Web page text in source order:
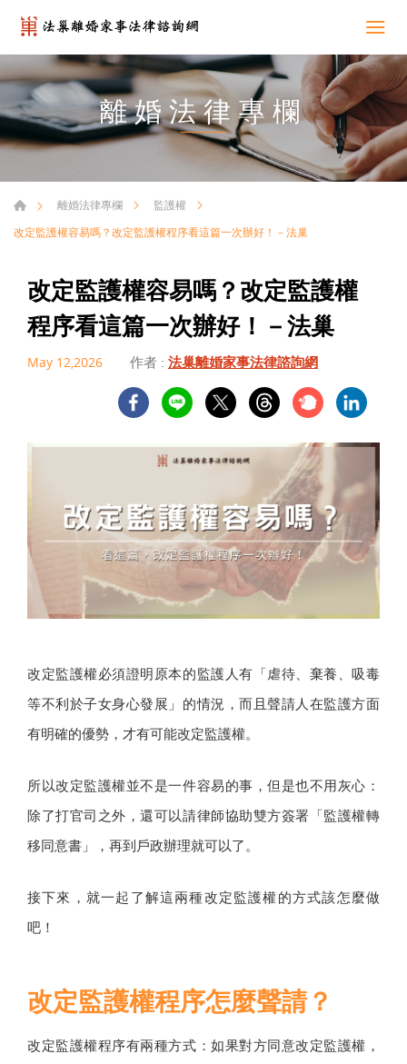
離婚法律專欄
離婚法律專欄
監護權
改定監護權容易嗎？改定監護權程序看這篇一次辦好！－法巢
改定監護權容易嗎？改定監護權
程序看這篇一次辦好！－法巢
May 12,2026 作者 : 法巢離婚家事法律諮詢網
改定監護權必須證明原本的監護人有「虐待、棄養、吸毒
等不利於子女身心發展」的情況，而且聲請人在監護方面
有明確的優勢，才有可能改定監護權。
所以改定監護權並不是一件容易的事，但是也不用灰心：
除了打官司之外，還可以請律師協助雙方簽署「監護權轉
移同意書」，再到戶政辦理就可以了。
接下來，就一起了解這兩種改定監護權的方式該怎麼做
吧！
改定監護權程序怎麼聲請？
改定監護權程序有兩種方式：如果對方同意改定監護權，